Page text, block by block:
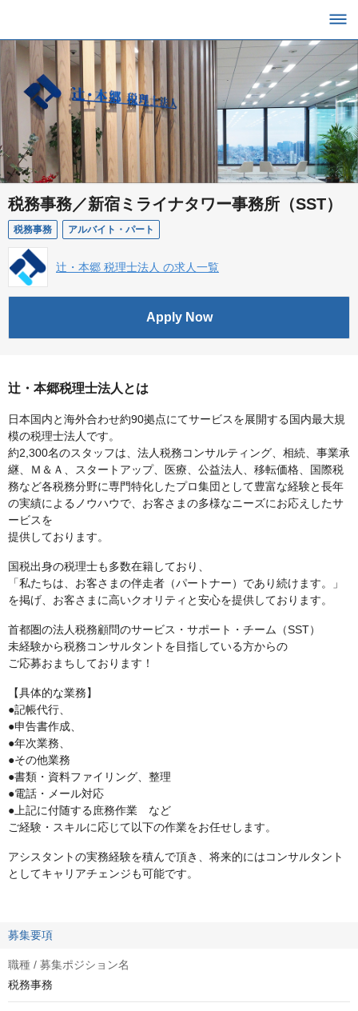
税務事務／新宿ミライナタワー事務所（SST）
税務事務 アルバイト・パート
辻・本郷 税理士法人 の求人一覧
Apply Now
辻・本郷税理士法人とは
日本国内と海外合わせ約90拠点にてサービスを展開する国内最大規
模の税理士法人です。
約2,300名のスタッフは、法人税務コンサルティング、相続、事業承
継、Ｍ＆Ａ、スタートアップ、医療、公益法人、移転価格、国際税
務など各税務分野に専門特化したプロ集団として豊富な経験と長年
の実績によるノウハウで、お客さまの多様なニーズにお応えしたサ
ービスを
提供しております。
国税出身の税理士も多数在籍しており、
「私たちは、お客さまの伴走者（パートナー）であり続けます。」
を掲げ、お客さまに高いクオリティと安心を提供しております。
首都圏の法人税務顧問のサービス・サポート・チーム（SST）
未経験から税務コンサルタントを目指している方からの
ご応募おまちしております！
【具体的な業務】
●記帳代行、
●申告書作成、
●年次業務、
●その他業務
●書類・資料ファイリング、整理
●電話・メール対応
●上記に付随する庶務作業 など
ご経験・スキルに応じて以下の作業をお任せします。
アシスタントの実務経験を積んで頂き、将来的にはコンサルタント
としてキャリアチェンジも可能です。
募集要項
職種 / 募集ポジション名
税務事務